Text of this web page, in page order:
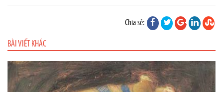
Chia sẻ:
BÀI VIẾT KHÁC